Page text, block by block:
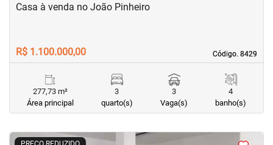
Código. 8429
Código. 8429
Casa à venda no João Pinheiro
R$ 1.100.000,00
277,73 m²
Área principal
3
quarto(s)
3
Vaga(s)
4
banho(s)
<<<